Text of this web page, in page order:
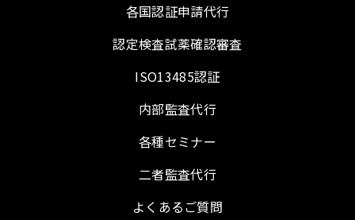
各国認証申請代行
認定検査試薬確認審査
ISO13485認証
内部監査代行
各種セミナー
二者監査代行
よくあるご質問